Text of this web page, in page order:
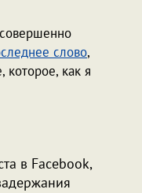
слово,
которое, как я
в Facebook,